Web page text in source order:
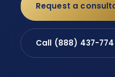
Request a
Call (888) 437-